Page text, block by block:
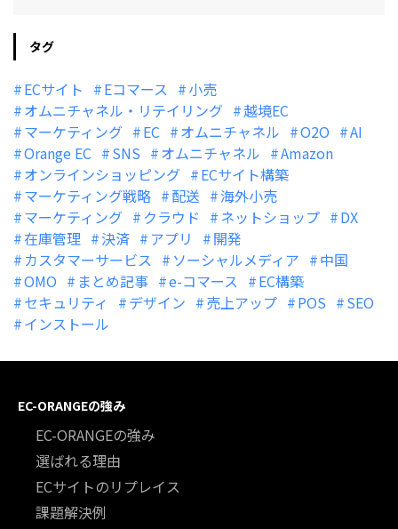
タグ
ECサイト Eコマース
小売
オムニチャネル・リテイリング
越境EC
マーケティング
EC オムニチャネル O2O
AI
Orange EC
SNS オムニチャネル
Amazon
オンラインショッピング
ECサイト構築
マーケティング戦略
配送
海外小売
マーケティング
クラウド ネットショップ
DX
在庫管理
決済 アプリ
開発
カスタマーサービス
ソーシャルメディア
中国
OMO
まとめ記事 e-コマース
EC構築
セキュリティ
デザイン 売上アップ POS
SEO
インストール
EC-ORANGEの強み
EC-ORANGEの強み
選ばれる理由
ECサイトのリプレイス
課題解決例